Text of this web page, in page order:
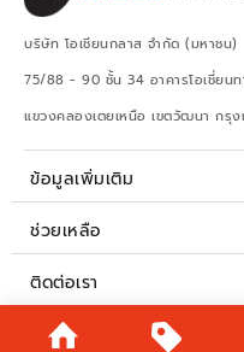
บริษัท โอเชียนกลาส จำกัด (มหาชน)
75/88 - 90 ชั้น 34 อาคารโอเชี่ยน
แขวงคลองเตยเหนือ เขตวัฒนา กรุง
ข้อมูลเพิ่มเติม
ช่วยเหลือ
ติดต่อเรา
เวลาทำการ